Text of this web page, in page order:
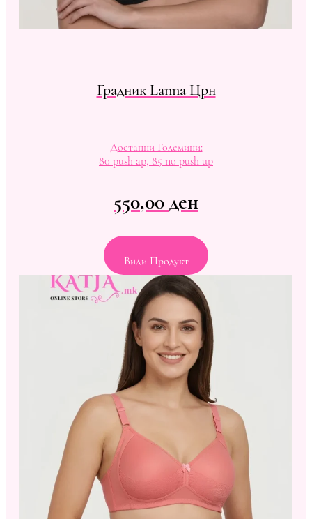
Градник Lanna Црн
Достапни Големини:
80 push ap, 85 no push up
550,00ден
Види Продукт